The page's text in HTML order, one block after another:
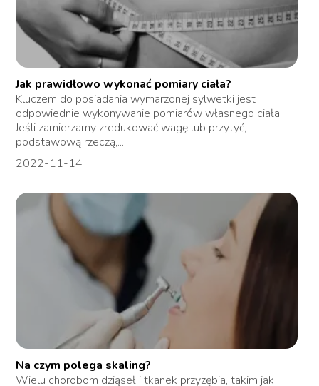
Jak prawidłowo wykonać pomiary ciała?
Kluczem do posiadania wymarzonej sylwetki jest
odpowiednie wykonywanie pomiarów własnego ciała.
Jeśli zamierzamy zredukować wagę lub przytyć,
podstawową rzeczą,...
2022-11-14
Na czym polega skaling?
Wielu chorobom dziąseł i tkanek przyzębia, takim jak